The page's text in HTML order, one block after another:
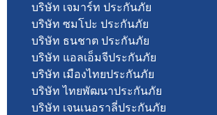
บริษัท เจมาร์ท ประกันภัย
บริษัท ซมโปะ ประกันภัย
บริษัท ธนชาต ประกันภัย
บริษัท แอลเอ็มจีประกันภัย
บริษัท เมืองไทยประกันภัย
บริษัท ไทยพัฒนาประกันภัย
บริษัท เจนเนอราลี่ประกันภัย